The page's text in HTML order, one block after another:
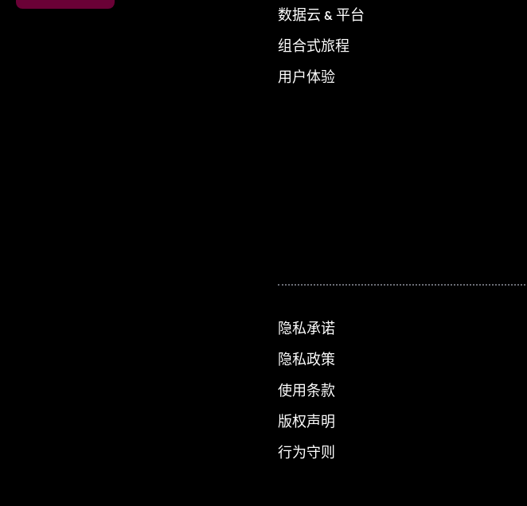
数据云 & 平台
组合式旅程
用户体验
隐私承诺
隐私政策
使用条款
版权声明
行为守则